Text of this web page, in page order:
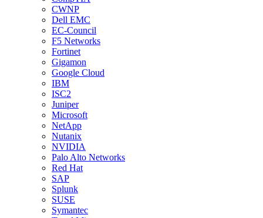
CWNP
Dell EMC
EC-Council
F5 Networks
Fortinet
Gigamon
Google Cloud
IBM
ISC2
Juniper
Microsoft
NetApp
Nutanix
NVIDIA
Palo Alto Networks
Red Hat
SAP
Splunk
SUSE
Symantec